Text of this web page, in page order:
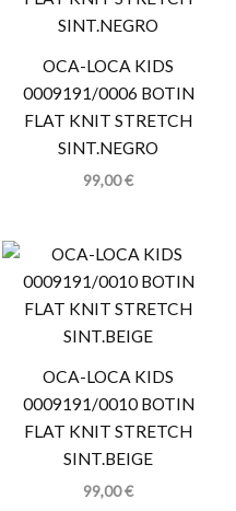
OCA-LOCA KIDS
0009191/0006 BOTIN
FLAT KNIT STRETCH
SINT.NEGRO
99,00€
OCA-LOCA KIDS
0009191/0010 BOTIN
FLAT KNIT STRETCH
SINT.BEIGE
99,00€